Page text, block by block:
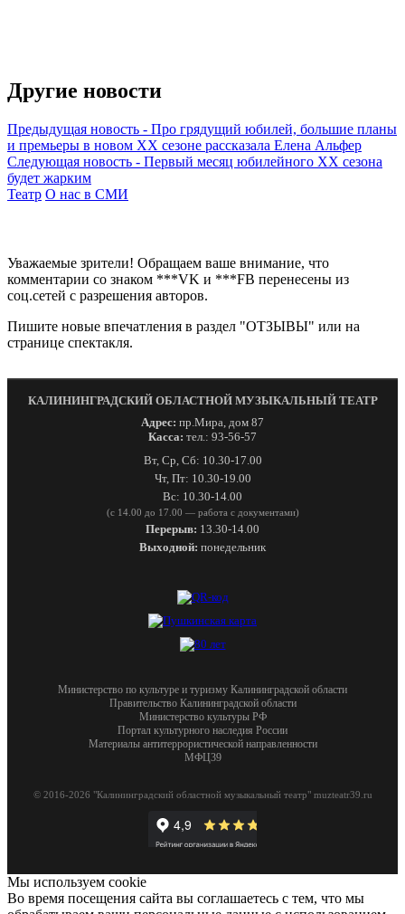
Другие новости
Предыдущая новость - Про грядущий юбилей, большие планы
и премьеры в новом XX сезоне рассказала Елена Альфер
Следующая новость - Первый месяц юбилейного ХХ сезона
будет жарким
Театр О нас в СМИ
Уважаемые зрители! Обращаем ваше внимание, что
комментарии со знаком ***VK и ***FB перенесены из
соц.сетей с разрешения авторов.
Пишите новые впечатления в раздел "ОТЗЫВЫ" или на
странице спектакля.
КАЛИНИНГРАДСКИЙ ОБЛАСТНОЙ МУЗЫКАЛЬНЫЙ ТЕАТР
Адрес: пр.Мира, дом 87
Касса: тел.: 93-56-57
Вт, Ср, Сб: 10.30-17.00
Чт, Пт: 10.30-19.00
Вс: 10.30-14.00
(с 14.00 до 17.00 — работа с документами)
Перерыв: 13.30-14.00
Выходной: понедельник
Министерство по культуре и туризму Калининградской области
Правительство Калининградской области
Министерство культуры РФ
Портал культурного наследия России
Материалы антитеррористической направленности
МФЦ39
© 2016-2026 "Калининградский областной музыкальный театр" muzteatr39.ru
Мы используем cookie
Во время посещения сайта вы соглашаетесь с тем, что мы